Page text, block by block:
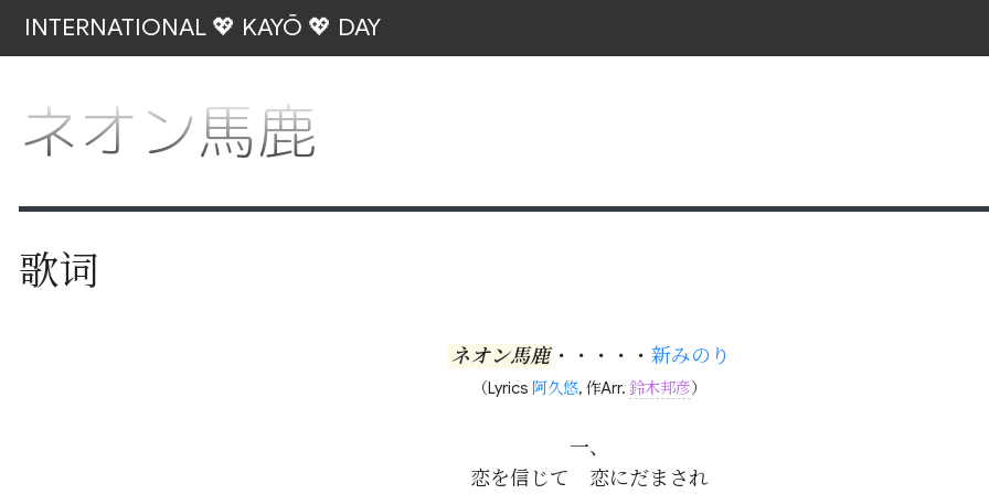
INTERNATIONAL 💖 KAYŌ 💖 DAY
ネオン馬鹿
歌词
ネオン馬鹿・・・・・新みのり
（Lyrics 阿久悠, 作Arr.鈴木邦彦）
一、
恋を信じて　恋にだまされ